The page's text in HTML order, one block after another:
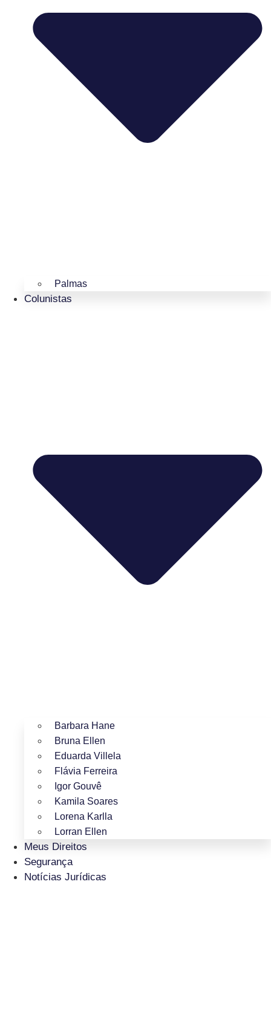
Palmas
Colunistas
Barbara Hane
Bruna Ellen
Eduarda Villela
Flávia Ferreira
Igor Gouvê
Kamila Soares
Lorena Karlla
Lorran Ellen
Meus Direitos
Segurança
Notícias Jurídicas